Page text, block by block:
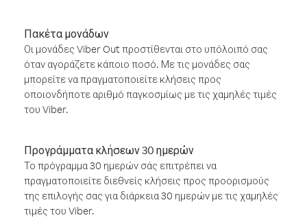
Πακέτα μονάδων
Οι μονάδες Viber Out προστίθενται στο υπόλοιπό σας
όταν αγοράζετε κάποιο ποσό. Με τις μονάδες σας
μπορείτε να πραγματοποιείτε κλήσεις προς
οποιονδήποτε αριθμό παγκοσμίως με τις χαμηλές τιμές
του Viber.
Προγράμματα κλήσεων 30 ημερών
Το πρόγραμμα 30 ημερών σάς επιτρέπει να
πραγματοποιείτε διεθνείς κλήσεις προς προορισμούς
της επιλογής σας για διάρκεια 30 ημερών με τις χαμηλές
τιμές του Viber.